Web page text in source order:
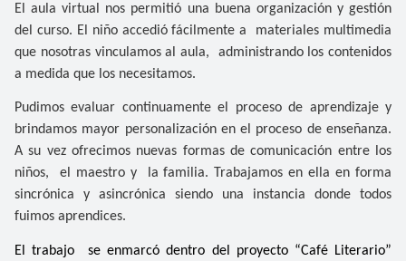
El aula virtual nos permitió una buena organización y gestión
del curso. El niño accedió fácilmente a materiales multimedia
que nosotras vinculamos al aula, administrando los contenidos
a medida que los necesitamos.
Pudimos evaluar continuamente el proceso de aprendizaje y
brindamos mayor personalización en el proceso de enseñanza.
A su vez ofrecimos nuevas formas de comunicación entre los
niños, el maestro y la familia. Trabajamos en ella en forma
sincrónica y asincrónica siendo una instancia donde todos
fuimos aprendices.
El trabajo se enmarcó dentro del proyecto “Café Literario”